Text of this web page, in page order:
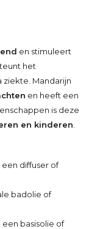
en stimuleert
het
Mandarijn
en heeft een
is deze
en kinderen
diffuser of
badolie of
een basisolie of